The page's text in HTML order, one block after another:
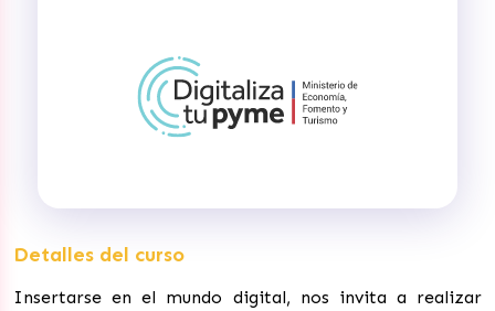
Detalles del curso
Insertarse en el mundo digital, nos invita a realizar